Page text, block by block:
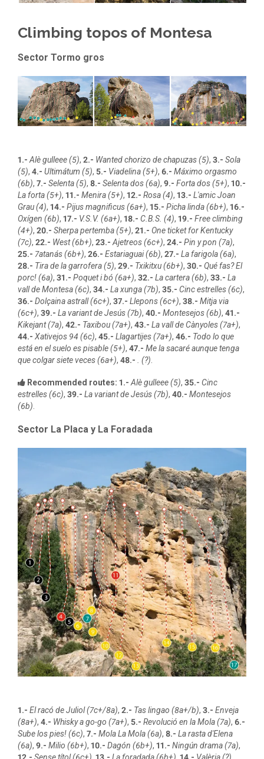
Climbing topos of Montesa
Sector Tormo gros
1.- Alè gulleee (5), 2.- Wanted chorizo de chapuzas (5), 3.- Sola
(5), 4.- Ultimátum (5), 5.- Viadelina (5+), 6.- Máximo orgasmo
(6b), 7.- Selenta (5), 8.- Selenta dos (6a), 9.- Forta dos (5+), 10.-
La forta (5+), 11.- Menira (5+), 12.- Rosa (4), 13.- L'amic Joan
Grau (4), 14.- Pijus magnificus (6a+), 15.- Picha linda (6b+), 16.-
Oxígen (6b), 17.- V.S.V. (6a+), 18.- C.B.S. (4), 19.- Free climbing
(4+), 20.- Sherpa pertemba (5+), 21.- One ticket for Kentucky
(7c), 22.- West (6b+), 23.- Ajetreos (6c+), 24.- Pin y pon (7a),
25.- 7atanás (6b+), 26.- Estariaguai (6b), 27.- La farigola (6a),
28.- Tira de la garrofera (5), 29.- Txikitxu (6b+), 30.- Qué fas? El
porc! (6a), 31.- Poquet i bó (6a+), 32.- La cartera (6b), 33.- La
vall de Montesa (6c), 34.- La xunga (7b), 35.- Cinc estrelles (6c),
36.- Dolçaina astrall (6c+), 37.- Llepons (6c+), 38.- Mitja via
(6c+), 39.- La variant de Jesús (7b), 40.- Montesejos (6b), 41.-
Kikejant (7a), 42.- Taxibou (7a+), 43.- La vall de Cànyoles (7a+),
44.- Xativejos 94 (6c), 45.- Llagartijes (7a+), 46.- Todo lo que
está en el suelo es pisable (5+), 47.- Me la sacaré aunque tenga
que colgar siete veces (6a+), 48.- . (?)
Recommended routes: 1.- Alè gulleee (5), 35.- Cinc
estrelles (6c), 39.- La variant de Jesús (7b), 40.- Montesejos
(6b)
Sector La Placa y La Foradada
1.- El racó de Juliol (7c+/8a), 2.- Tas lingao (8a+/b), 3.- Enveja
(8a+), 4.- Whisky a go-go (7a+), 5.- Revolució en la Mola (7a), 6.-
Sube los pies! (6c), 7.- Mola La Mola (6a), 8.- La rasta d'Elena
(6a), 9.- Milio (6b+), 10.- Dagón (6b+), 11.- Ningún drama (7a),